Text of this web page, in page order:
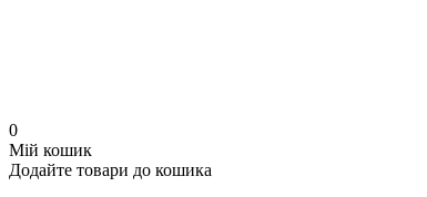
0
Мій кошик
Додайте товари до кошика